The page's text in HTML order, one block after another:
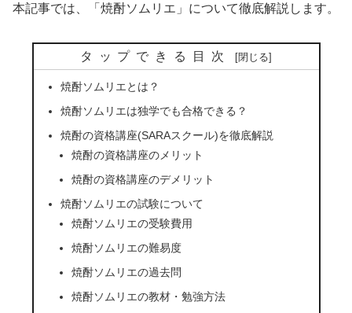
本記事では、「焼酎ソムリエ」について徹底解説します。
タップできる目次
焼酎ソムリエとは？
焼酎ソムリエは独学でも合格できる？
焼酎の資格講座(SARAスクール)を徹底解説
焼酎の資格講座のメリット
焼酎の資格講座のデメリット
焼酎ソムリエの試験について
焼酎ソムリエの受験費用
焼酎ソムリエの難易度
焼酎ソムリエの過去問
焼酎ソムリエの教材・勉強方法